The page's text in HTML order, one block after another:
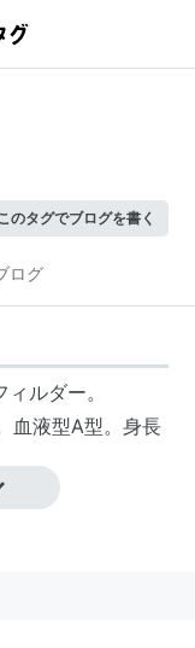
のタグでブログを書く
ログ
ルダー。
血液型A型。身長